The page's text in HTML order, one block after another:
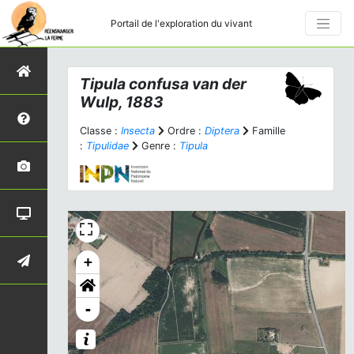
Portail de l'exploration du vivant
Tipula confusa van der
Wulp, 1883
Classe : Insecta Ordre : Diptera
Famille
: Tipulidae Genre : Tipula
+
-